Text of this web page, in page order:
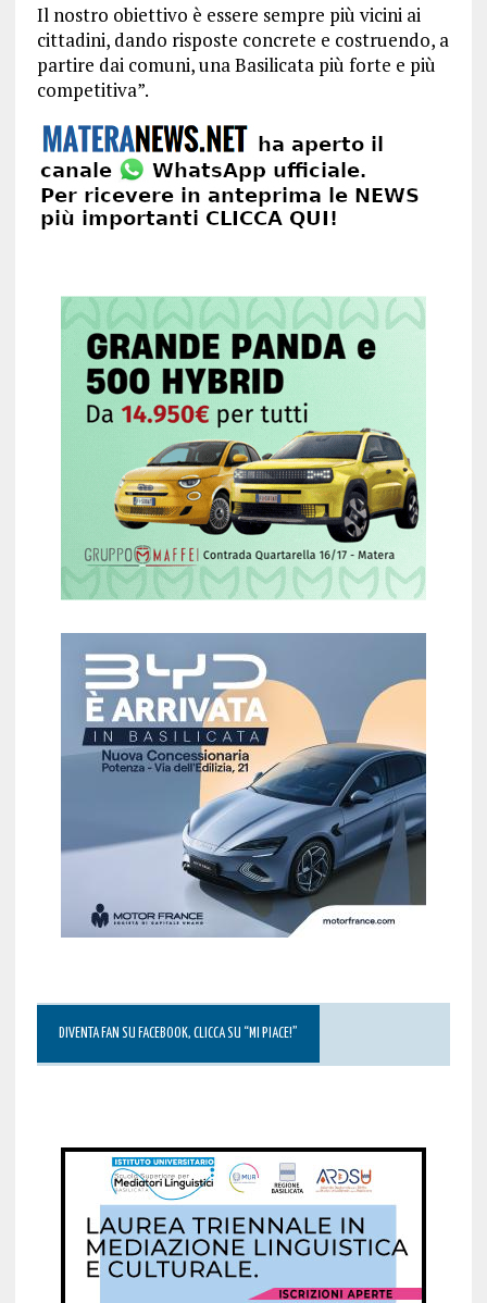
Il nostro obiettivo è essere sempre più vicini ai
cittadini, dando risposte concrete e costruendo, a
partire dai comuni, una Basilicata più forte e più
competitiva”.
DIVENTA FAN SU FACEBOOK, CLICCA SU “MI PIACE!”